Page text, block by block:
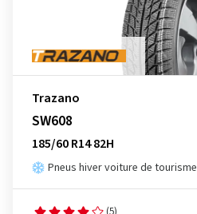
Trazano
SW608
185/60 R14 82H
Pneus hiver voiture de tourisme